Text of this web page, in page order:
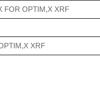
FOR OPTIM,X XRF
XRF